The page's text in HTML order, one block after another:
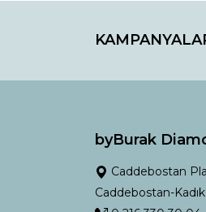
byBurak
Caddebostan
Caddebostan-